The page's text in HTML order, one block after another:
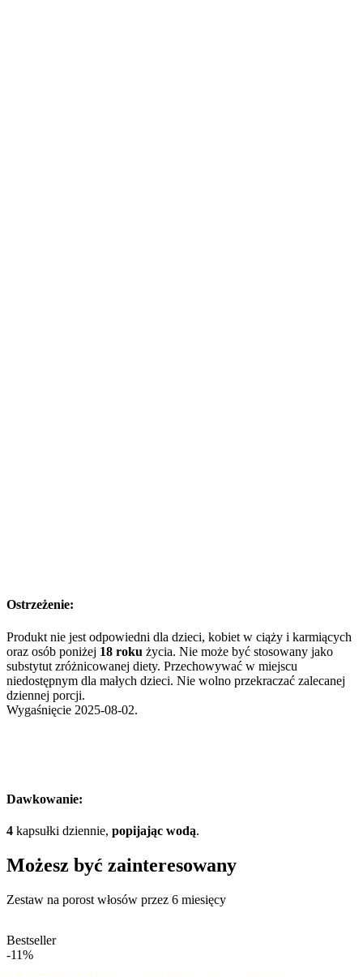
Ostrzeżenie:
Produkt nie jest odpowiedni dla dzieci, kobiet w ciąży i karmiących
oraz osób poniżej 18 roku życia. Nie może być stosowany jako
substytut zróżnicowanej diety. Przechowywać w miejscu
niedostępnym dla małych dzieci. Nie wolno przekraczać zalecanej
dziennej porcji.
Wygaśnięcie 2025-08-02.
Dawkowanie:
4 kapsułki dziennie, popijając wodą.
Możesz być zainteresowany
Zestaw na porost włosów przez 6 miesięcy
Bestseller
-11%